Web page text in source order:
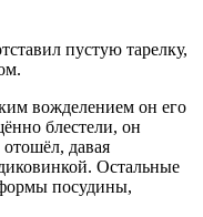
пустую тарелку,
вожделением он его
блестели, он
давая
Остальные
посудины,